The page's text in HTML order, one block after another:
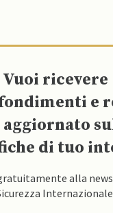
Vuoi ricevere
e
aggiornato
di tuo
alla